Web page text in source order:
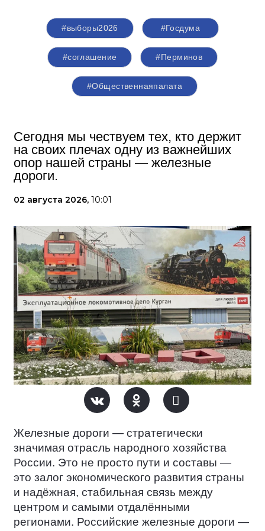
#выборы2026 #Госдума
#соглашение #Перминов
#Общественнаяпалата
Сегодня мы чествуем тех, кто держит
на своих плечах одну из важнейших
опор нашей страны — железные
дороги.
02 августа 2026, 10:01
Железные дороги — стратегически
значимая отрасль народного хозяйства
России. Это не просто пути и составы —
это залог экономического развития страны
и надёжная, стабильная связь между
центром и самыми отдалёнными
регионами. Российские железные дороги —